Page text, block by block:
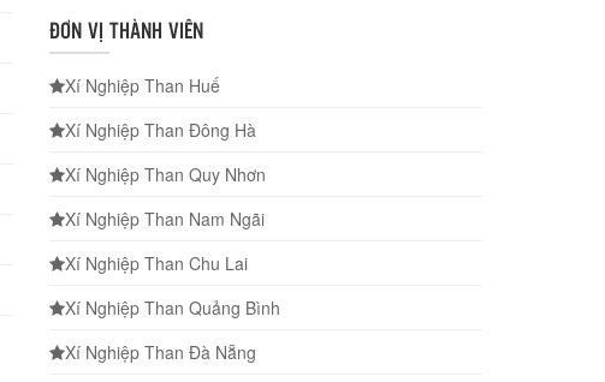
ĐƠN VỊ THÀNH VIÊN
Xí Nghiệp Than Huế
Xí Nghiệp Than Đông Hà
Xí Nghiệp Than Quy Nhơn
Xí Nghiệp Than Nam Ngãi
Xí Nghiệp Than Chu Lai
Xí Nghiệp Than Quảng Bình
Xí Nghiệp Than Đà Nẵng